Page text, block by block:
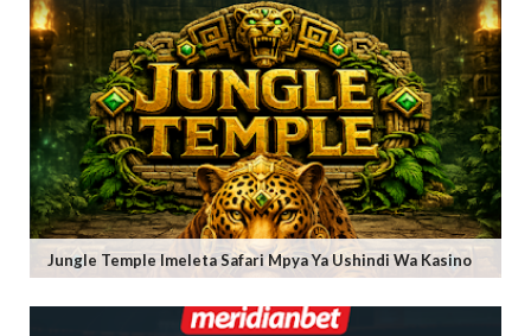
Jungle Temple Imeleta Safari Mpya Ya Ushindi Wa Kasino